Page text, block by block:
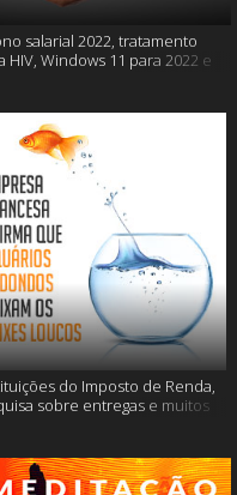
salarial 2022, tratamento
HIV, Windows 11 para 2022 e
do Imposto de Renda,
sobre entregas e muitos